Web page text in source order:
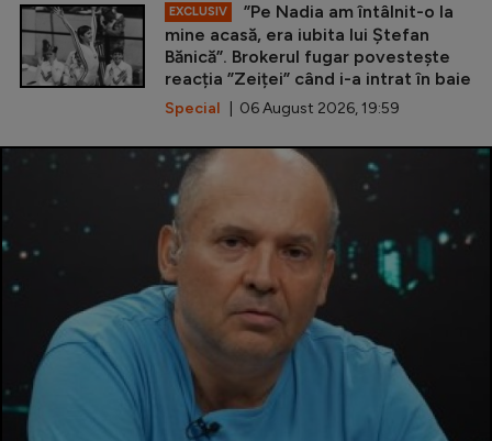
EXCLUSIV
”Pe Nadia am întâlnit-o la
mine acasă, era iubita lui Ștefan
Bănică”. Brokerul fugar povestește
reacția ”Zeiței” când i-a intrat în baie
Special | 06 August 2026, 19:59